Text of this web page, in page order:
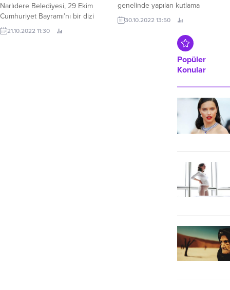
Narlıdere Belediyesi, 29 Ekim
Cumhuriyet Bayramı’nı bir dizi
etkinlikle kutlayacak.
21.10.2022 11:30
genelinde yapılan kutlama
etkinliklerine binlerce kişi katıldı.
30.10.2022 13:50
Popüler
Konular